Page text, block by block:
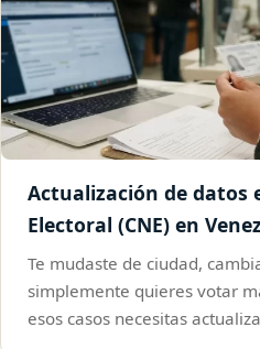
Actualización de datos
Electoral (CNE) en
Te mudaste de ciudad,
simplemente quieres votar
esos casos necesitas